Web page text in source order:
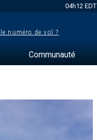
04h12 EDT
numéro de vol ?
Communauté